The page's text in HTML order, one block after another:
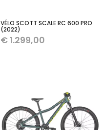
VÉLO SCOTT SCALE RC 600 PRO
(2022)
€1.299,00